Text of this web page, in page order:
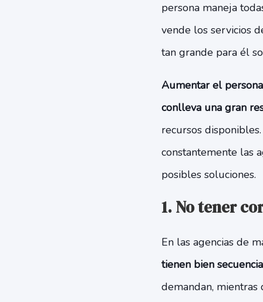
persona maneja
vende los servicios
tan grande para él
Aumentar el
conlleva una gran
recursos
constantemente las
posibles soluciones.
1. No tener
En las agencias de
tienen bien
demandan,